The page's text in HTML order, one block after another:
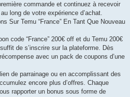
commande et continuez à recevoir
long de votre expérience d’achat.
Sur Temu “France” En Tant Que Nouveau
code “France” 200€ off et du Temu 200€
de s’inscrire sur la plateforme. Dès
avec un pack de coupons d’une
de parrainage ou en accomplissant des
encore plus d’offres. Chaque
rapporter un bonus sous forme de